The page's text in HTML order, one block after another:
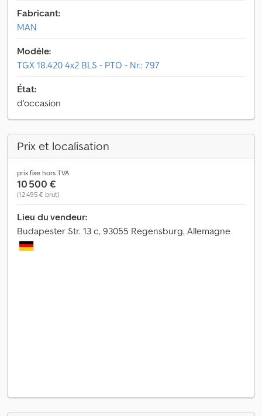
Fabricant:
MAN
Modèle:
TGX 18.420 4x2 BLS - PTO - Nr.: 797
État:
d'occasion
Prix et localisation
prix fixe hors TVA
10 500 €
(12 495 € brut)
Lieu du vendeur:
Budapester Str. 13 c, 93055 Regensburg, Allemagne